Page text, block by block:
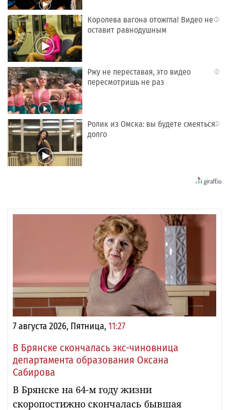
i
Королева вагона отожгла! Видео не
оставит равнодушным
i
Ржу не переставая, это видео
пересмотришь не раз
i
Ролик из Омска: вы будете смеяться
долго
7 августа 2026, Пятница, 11:27
В Брянске скончалась экс-чиновница
департамента образования Оксана
Сабирова
В Брянске на 64-м году жизни
скоропостижно скончалась бывшая